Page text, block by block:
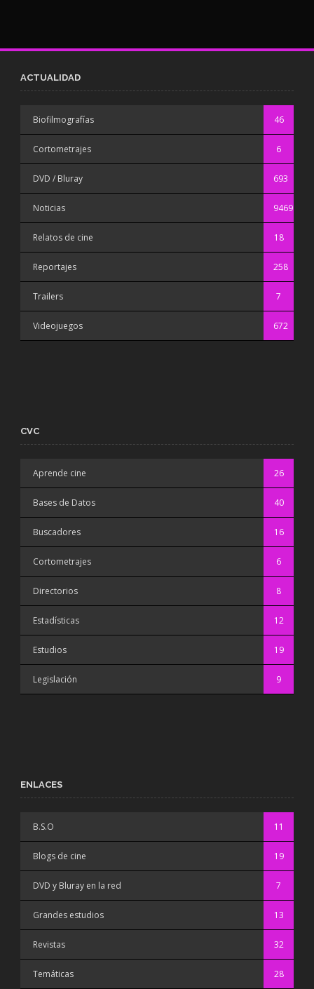
ACTUALIDAD
Biofilmografías 46
Cortometrajes 6
DVD / Bluray 693
Noticias 9469
Relatos de cine 18
Reportajes 258
Trailers 7
Videojuegos 672
CVC
Aprende cine 26
Bases de Datos 40
Buscadores 16
Cortometrajes 6
Directorios 8
Estadísticas 12
Estudios 19
Legislación 9
ENLACES
B.S.O 11
Blogs de cine 19
DVD y Bluray en la red 7
Grandes estudios 13
Revistas 32
Temáticas 28